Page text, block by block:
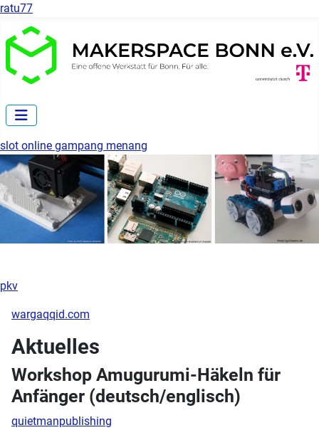
ratu77
slot online gampang menang
wargaqqid.com
Aktuelles
Workshop Amugurumi-Häkeln für
Anfänger (deutsch/englisch)
quietmanpublishing
pkv